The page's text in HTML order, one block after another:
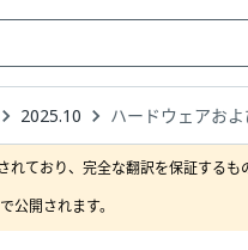
2025.10 ハードウェアお
ており、完全な翻訳を保証するも
公開されます。